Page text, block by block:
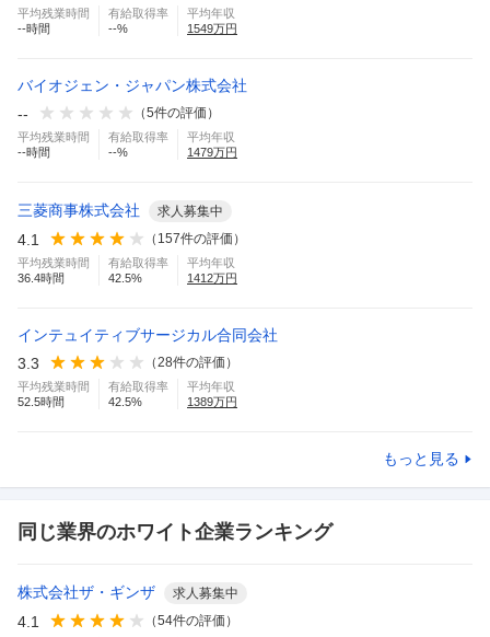
平均残業時間
--時間
有給取得率
--%
平均年収
1549万円
バイオジェン・ジャパン株式会社
--
（5件の評価）
平均残業時間
--時間
有給取得率
--%
平均年収
1479万円
三菱商事株式会社 求人募集中
4.1 （ 157件の評価）
平均残業時間
36.4時間
有給取得率
42.5%
平均年収
1412万円
インテュイティブサージカル合同会社
3.3
（28件の評価）
平均残業時間
52.5時間
有給取得率
42.5%
平均年収
1389万円
もっと見る
同じ業界のホワイト企業ランキング
株式会社ザ・ギンザ 求人募集中
4.1 （54件の評価）